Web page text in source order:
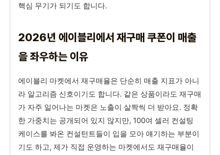
핵심 무기가 되기도 합니다.
2026년 에이블리에서 재구매 쿠폰이 매출
을 좌우하는 이유
에이블리 마켓에서 재구매율은 단순히 매출 지표가 아니
라 알고리즘 신호이기도 합니다. 같은 상품이라도 재구매
가 자주 일어나는 마켓은 노출이 살짝씩 더 받아요. 정확
한 가중치는 공개되어 있지 않지만, 100여 셀러 컨설팅
케이스를 봐온 컨설턴트들이 입을 모아 얘기하는 부분이
기도 하고, 제가 직접 운영하는 마켓에서도 재구매율이